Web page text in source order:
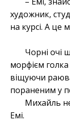
художник,
на курсі. А це
Чорні очі
морфієм
віщуючи
пораненим у
Михайль
Емі.